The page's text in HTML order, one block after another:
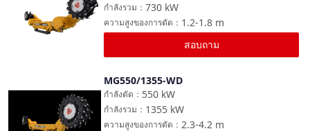
730 kW
กำลังรวม ：
1.2-1.8 m
ความสูงของการตัด ：
สอบถาม
MG550/1355-WD
550 kW
กำลังตัด ：
1355 kW
กำลังรวม ：
2.3-4.2 m
ความสูงของการตัด ：